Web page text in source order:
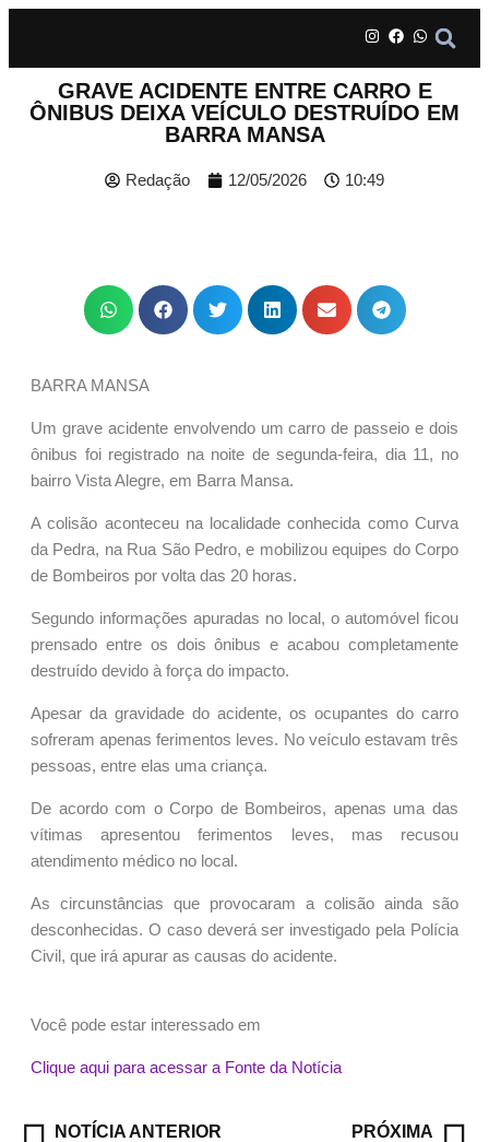
GRAVE ACIDENTE ENTRE CARRO E
ÔNIBUS DEIXA VEÍCULO DESTRUÍDO EM
BARRA MANSA
Redação 12/05/2026 10:49
BARRA MANSA
Um grave acidente envolvendo um carro de passeio e dois
ônibus foi registrado na noite de segunda-feira, dia 11, no
bairro Vista Alegre, em Barra Mansa.
A colisão aconteceu na localidade conhecida como Curva
da Pedra, na Rua São Pedro, e mobilizou equipes do Corpo
de Bombeiros por volta das 20 horas.
Segundo informações apuradas no local, o automóvel ficou
prensado entre os dois ônibus e acabou completamente
destruído devido à força do impacto.
Apesar da gravidade do acidente, os ocupantes do carro
sofreram apenas ferimentos leves. No veículo estavam três
pessoas, entre elas uma criança.
De acordo com o Corpo de Bombeiros, apenas uma das
vítimas apresentou ferimentos leves, mas recusou
atendimento médico no local.
As circunstâncias que provocaram a colisão ainda são
desconhecidas. O caso deverá ser investigado pela Polícia
Civil, que irá apurar as causas do acidente.
Você pode estar interessado em
Clique aqui para acessar a Fonte da Notícia
NOTÍCIA ANTERIOR PRÓXIMA